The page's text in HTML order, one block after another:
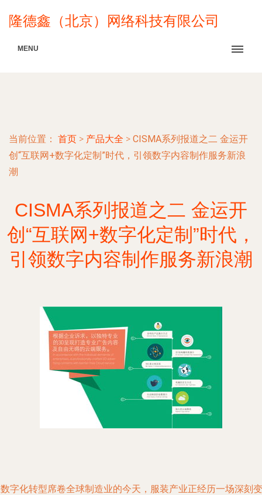
隆德鑫（北京）网络科技有限公司
MENU
当前位置： 首页 > 产品大全 > CISMA系列报道之二 金运开
创“互联网+数字化定制”时代，引领数字内容制作服务新浪
潮
CISMA系列报道之二 金运开
创“互联网+数字化定制”时代，
引领数字内容制作服务新浪潮
字化转型席卷全球制造业的今天，服装产业正经历一场深刻变